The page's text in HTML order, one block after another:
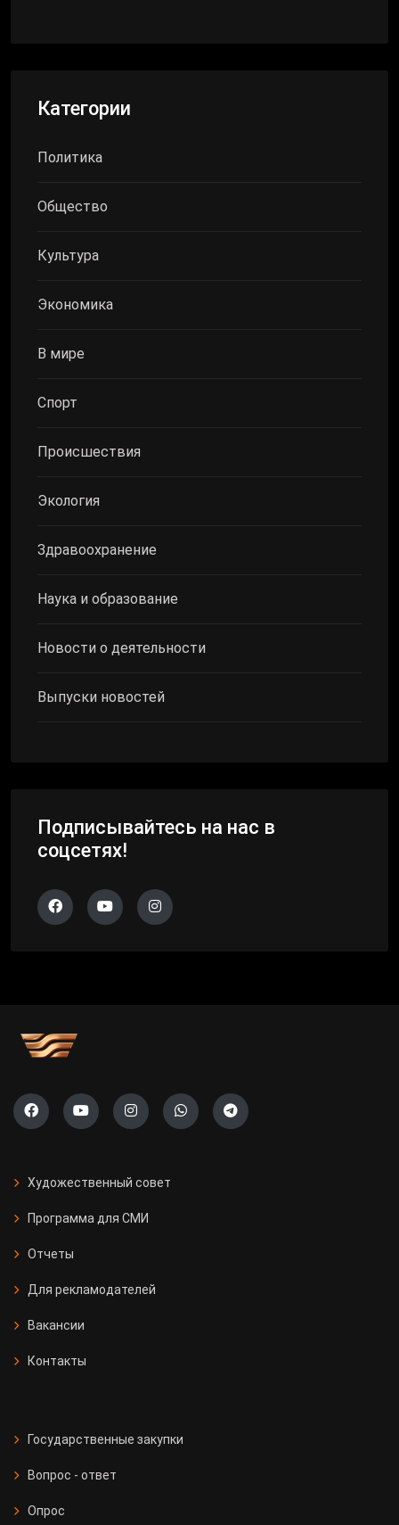
Категории
Политика
Общество
Культура
Экономика
В мире
Спорт
Происшествия
Экология
Здравоохранение
Наука и образование
Новости о деятельности
Выпуски новостей
Подписывайтесь на нас в
соцсетях!
Художественный совет
Программа для СМИ
Отчеты
Для рекламодателей
Вакансии
Контакты
Государственные закупки
Вопрос - ответ
Опрос